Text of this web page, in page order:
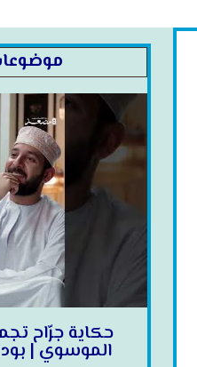
حكاية جرّاح
الموسوي |